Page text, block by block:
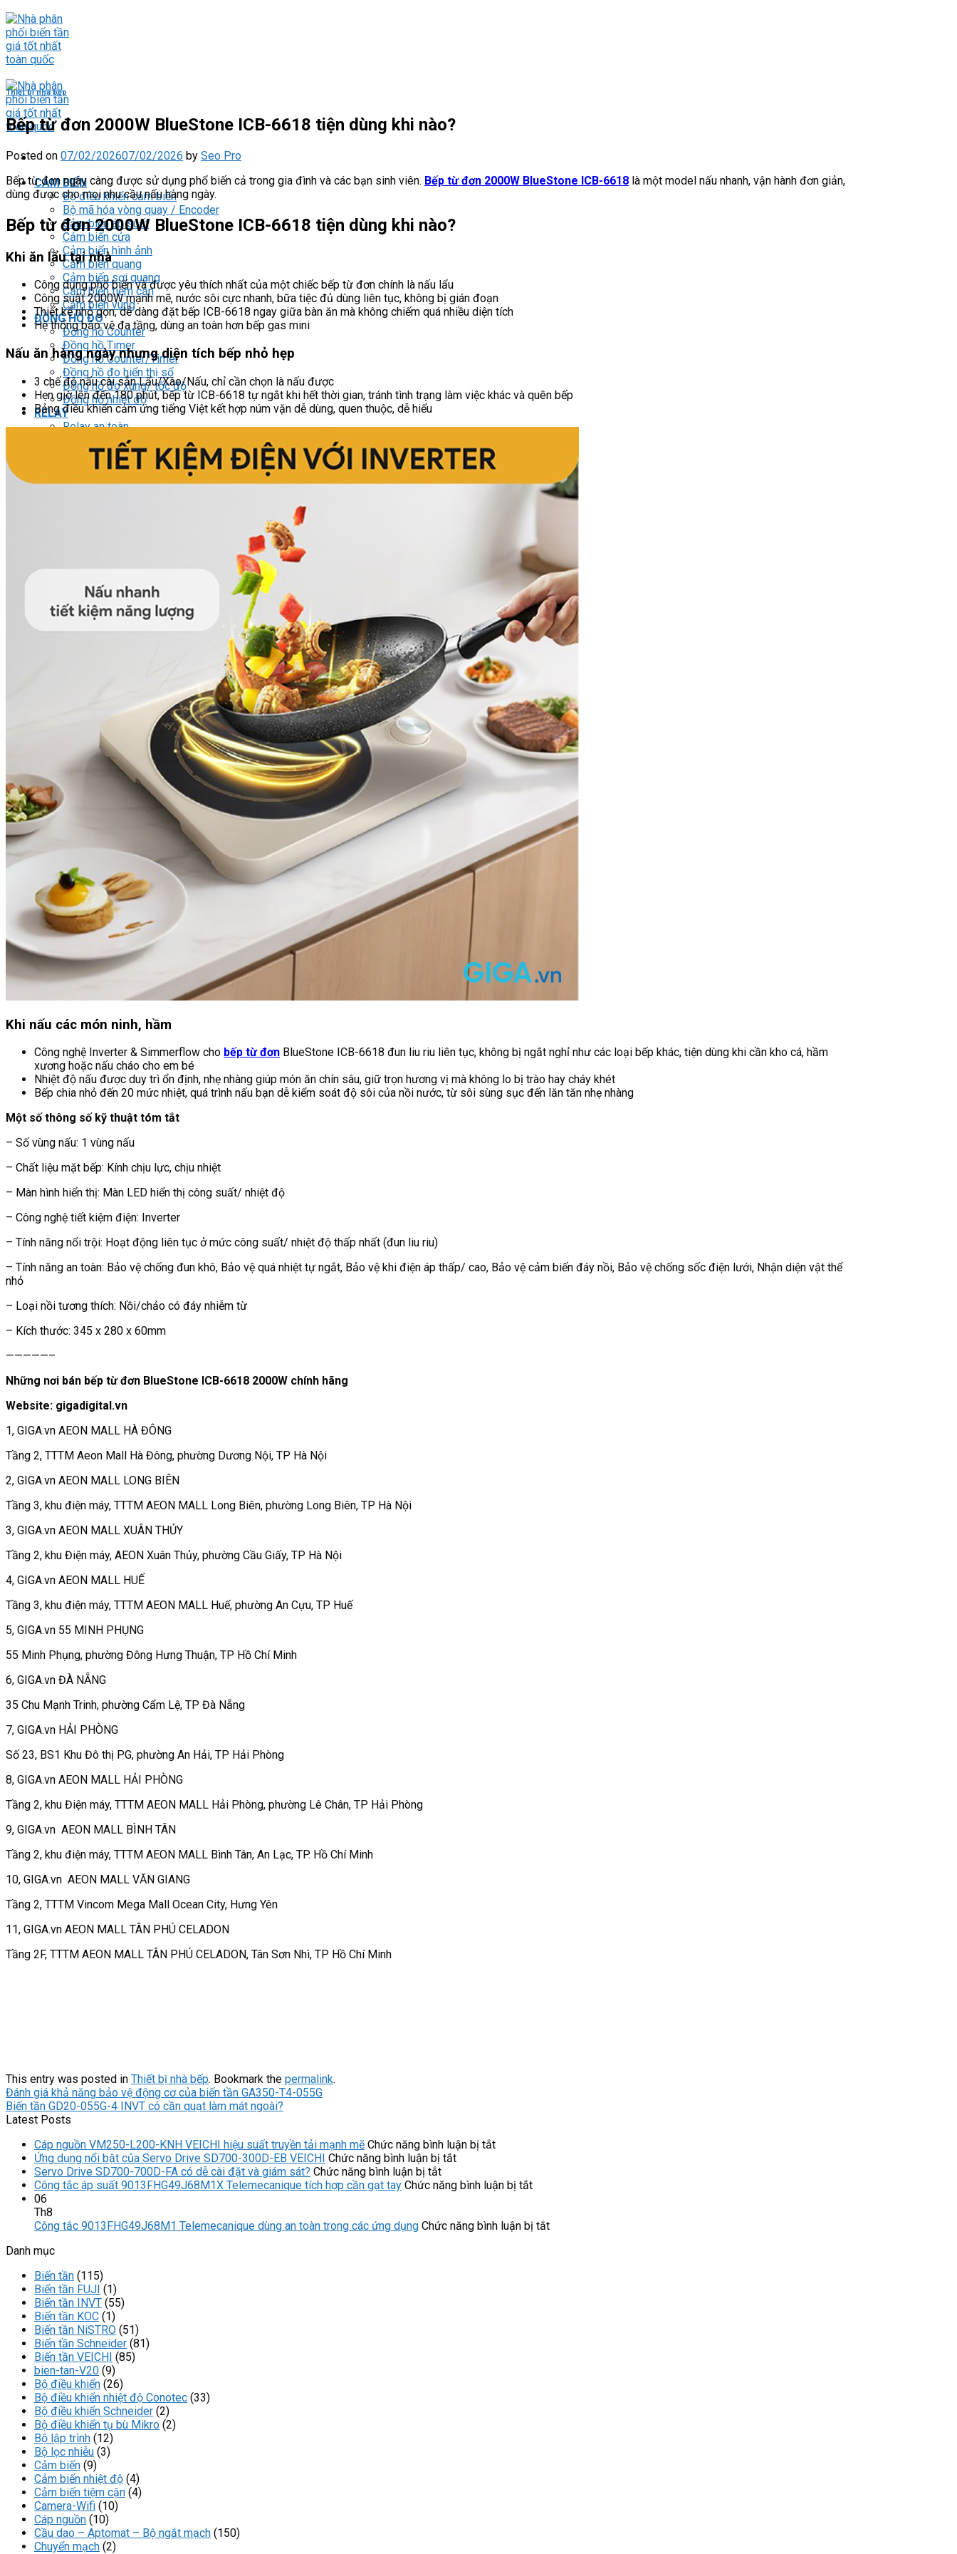
Skip
to
content
CẢM BIẾN
Bộ điều khiển cảm biến
Bộ mã hóa vòng quay / Encoder
Cảm biến áp suất
Cảm biến cửa
Cảm biến hình ảnh
Cảm biến quang
Cảm biến sợi quang
Cảm biến tiệm cận
Cảm biến vùng
ĐỒNG HỒ ĐO
Đồng hồ Counter
Đồng hồ Timer
Đồng hồ Counter/Timer
Đồng hồ đo hiển thị số
Đồng hồ đo xung/ tốc độ
Đồng hồ nhiệt độ
RELAY
Relay an toàn
Relay bán dẫn
Relay bảo vệ động cơ 3P
Relay thời gian
Relay trung gian
Robot KUKA
Phích cắm / Ổ cắm / Công tắc
LOGIC RELAY
Zelio
Chuyển mạch khác
Nút nhấn
ĐÈN BÁO
Đèn báo panel tròn
Đèn báo quay
Đèn báo tháp
Đèn báo khác
Phụ kiện
Blog
Giỏ hàng
Chưa có sản phẩm trong giỏ hàng.
Thiết bị nhà bếp
Bếp từ đơn 2000W BlueStone ICB-6618 tiện dùng khi nào?
Posted on 07/02/202607/02/2026 by Seo Pro
Bếp từ đơn ngày càng được sử dụng phổ biến cả trong gia đình và các bạn sinh viên. Bếp từ đơn 2000W BlueStone ICB-6618 là một model nấu nhanh, vận hành đơn giản,
dùng được cho mọi nhu cầu nấu hàng ngày.
Bếp từ đơn 2000W BlueStone ICB-6618 tiện dùng khi nào?
Khi ăn lẩu tại nhà
Công dụng phổ biến và được yêu thích nhất của một chiếc bếp từ đơn chính là nấu lẩu
Công suất 2000W mạnh mẽ, nước sôi cực nhanh, bữa tiệc đủ dùng liên tục, không bị gián đoạn
Thiết kế nhỏ gọn, dễ dàng đặt bếp ICB-6618 ngay giữa bàn ăn mà không chiếm quá nhiều diện tích
Hệ thống bảo vệ đa tầng, dùng an toàn hơn bếp gas mini
Nấu ăn hàng ngày nhưng diện tích bếp nhỏ hẹp
3 chế độ nấu cài sẵn Lẩu/Xào/Nấu, chỉ cần chọn là nấu được
Hẹn giờ lên đến 180 phút, bếp từ ICB-6618 tự ngắt khi hết thời gian, tránh tình trạng làm việc khác và quên bếp
Bảng điều khiển cảm ứng tiếng Việt kết hợp núm vặn dễ dùng, quen thuộc, dễ hiểu
Khi nấu các món ninh, hầm
Công nghệ Inverter & Simmerflow cho bếp từ đơn BlueStone ICB-6618 đun liu riu liên tục, không bị ngắt nghỉ như các loại bếp khác, tiện dùng khi cần kho cá, hầm
xương hoặc nấu cháo cho em bé
Nhiệt độ nấu được duy trì ổn định, nhẹ nhàng giúp món ăn chín sâu, giữ trọn hương vị mà không lo bị trào hay cháy khét
Bếp chia nhỏ đến 20 mức nhiệt, quá trình nấu bạn dễ kiểm soát độ sôi của nồi nước, từ sôi sùng sục đến lăn tăn nhẹ nhàng
Một số thông số kỹ thuật tóm tắt
– Số vùng nấu: 1 vùng nấu
– Chất liệu mặt bếp: Kính chịu lực, chịu nhiệt
– Màn hình hiển thị: Màn LED hiển thị công suất/ nhiệt độ
– Công nghệ tiết kiệm điện: Inverter
– Tính năng nổi trội: Hoạt động liên tục ở mức công suất/ nhiệt độ thấp nhất (đun liu riu)
– Tính năng an toàn: Bảo vệ chống đun khô, Bảo vệ quá nhiệt tự ngắt, Bảo vệ khi điện áp thấp/ cao, Bảo vệ cảm biến đáy nồi, Bảo vệ chống sốc điện lưới, Nhận diện vật thể
nhỏ
– Loại nồi tương thích: Nồi/chảo có đáy nhiễm từ
– Kích thước: 345 x 280 x 60mm
—————–
Những nơi bán bếp từ đơn BlueStone ICB-6618 2000W chính hãng
Website: gigadigital.vn
1, GIGA.vn AEON MALL HÀ ĐÔNG
Tầng 2, TTTM Aeon Mall Hà Đông, phường Dương Nội, TP Hà Nội
2, GIGA.vn AEON MALL LONG BIÊN
Tầng 3, khu điện máy, TTTM AEON MALL Long Biên, phường Long Biên, TP Hà Nội
3, GIGA.vn AEON MALL XUÂN THỦY
Tầng 2, khu Điện máy, AEON Xuân Thủy, phường Cầu Giấy, TP Hà Nội
4, GIGA.vn AEON MALL HUẾ
Tầng 3, khu điện máy, TTTM AEON MALL Huế, phường An Cựu, TP Huế
5, GIGA.vn 55 MINH PHỤNG
55 Minh Phụng, phường Đông Hưng Thuận, TP Hồ Chí Minh
6, GIGA.vn ĐÀ NẴNG
35 Chu Mạnh Trinh, phường Cẩm Lệ, TP Đà Nẵng
7, GIGA.vn HẢI PHÒNG
Số 23, BS1 Khu Đô thị PG, phường An Hải, TP Hải Phòng
8, GIGA.vn AEON MALL HẢI PHÒNG
Tầng 2, khu Điện máy, TTTM AEON MALL Hải Phòng, phường Lê Chân, TP Hải Phòng
9, GIGA.vn AEON MALL BÌNH TÂN
Tầng 2, khu điện máy, TTTM AEON MALL Bình Tân, An Lạc, TP. Hồ Chí Minh
10, GIGA.vn AEON MALL VĂN GIANG
Tầng 2, TTTM Vincom Mega Mall Ocean City, Hưng Yên
11, GIGA.vn AEON MALL TÂN PHÚ CELADON
Tầng 2F, TTTM AEON MALL TÂN PHÚ CELADON, Tân Sơn Nhì, TP Hồ Chí Minh
This entry was posted in Thiết bị nhà bếp. Bookmark the permalink.
Đánh giá khả năng bảo vệ động cơ của biến tần GA350-T4-055G
Biến tần GD20-055G-4 INVT có cần quạt làm mát ngoài?
Latest Posts
Cáp nguồn VM250-L200-KNH VEICHI hiệu suất truyền tải mạnh mẽ Chức năng bình luận bị tắtở
VM250-
VEICHI
Ứng dụng nổi bật của Servo Drive SD700-300D-EB VEICHI Chức năng bình luận bị tắtở
dụng
của
Servo Drive SD700-700D-FA có dễ cài đặt và giám sát? Chức năng bình luận bị tắtở
Servo
700D-
Công tắc áp suất 9013FHG49J68M1X Telemecanique tích hợp cần gạt tay Chức năng bình luận bị tắtở
áp
06
Th8
Công tắc 9013FHG49J68M1 Telemecanique dùng an toàn trong các ứng dụng Chức năng bình luận bị tắtở
Danh mục
Biến tần (115)
Biến tần FUJI (1)
Biến tần INVT (55)
Biến tần KOC (1)
Biến tần NiSTRO (51)
Biến tần Schneider (81)
Biến tần VEICHI (85)
bien-tan-V20 (9)
Bộ điều khiển (26)
Bộ điều khiển nhiệt độ Conotec (33)
Bộ điều khiển Schneider (2)
Bộ điều khiển tụ bù Mikro (2)
Bộ lập trình (12)
Bộ lọc nhiễu (3)
Cảm biến (9)
Cảm biến nhiệt độ (4)
Cảm biến tiệm cận (4)
Camera-Wifi (10)
Cáp nguồn (10)
Cầu dao – Aptomat – Bộ ngắt mạch (150)
Chuyển mạch (2)